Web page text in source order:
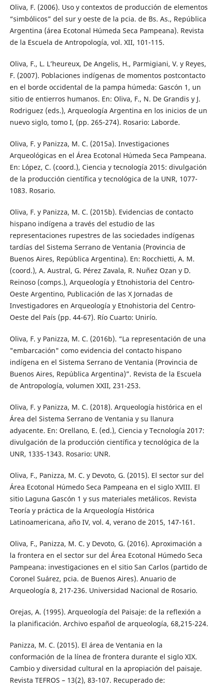
Oliva, F. (2006). Uso y contextos de producción de elementos
“simbólicos” del sur y oeste de la pcia. de Bs. As., República
Argentina (área Ecotonal Húmeda Seca Pampeana). Revista
de la Escuela de Antropología, vol. XII, 101-115.
Oliva, F., L. L’heureux, De Angelis, H., Parmigiani, V. y Reyes,
F. (2007). Poblaciones indígenas de momentos postcontacto
en el borde occidental de la pampa húmeda: Gascón 1, un
sitio de entierros humanos. En: Oliva, F., N. De Grandis y J.
Rodriguez (eds.), Arqueología Argentina en los inicios de un
nuevo siglo, tomo I, (pp. 265-274). Rosario: Laborde.
Oliva, F. y Panizza, M. C. (2015a). Investigaciones
Arqueológicas en el Área Ecotonal Húmeda Seca Pampeana.
En: López, C. (coord.), Ciencia y tecnología 2015: divulgación
de la producción científica y tecnológica de la UNR, 1077-
1083. Rosario.
Oliva, F. y Panizza, M. C. (2015b). Evidencias de contacto
hispano indígena a través del estudio de las
representaciones rupestres de las sociedades indígenas
tardías del Sistema Serrano de Ventania (Provincia de
Buenos Aires, República Argentina). En: Rocchietti, A. M.
(coord.), A. Austral, G. Pérez Zavala, R. Nuñez Ozan y D.
Reinoso (comps.), Arqueología y Etnohistoria del Centro-
Oeste Argentino, Publicación de las X Jornadas de
Investigadores en Arqueología y Etnohistoria del Centro-
Oeste del País (pp. 44-67). Río Cuarto: Unirío.
Oliva, F. y Panizza, M. C. (2016b). “La representación de una
"embarcación" como evidencia del contacto hispano
indígena en el Sistema Serrano de Ventania (Provincia de
Buenos Aires, República Argentina)”. Revista de la Escuela
de Antropología, volumen XXII, 231-253.
Oliva, F. y Panizza, M. C. (2018). Arqueología histórica en el
Área del Sistema Serrano de Ventania y su llanura
adyacente. En: Orellano, E. (ed.), Ciencia y Tecnología 2017:
divulgación de la producción científica y tecnológica de la
UNR, 1335-1343. Rosario: UNR.
Oliva, F., Panizza, M. C. y Devoto, G. (2015). El sector sur del
Área Ecotonal Húmedo Seca Pampeana en el siglo XVIII. El
sitio Laguna Gascón 1 y sus materiales metálicos. Revista
Teoría y práctica de la Arqueología Histórica
Latinoamericana, año IV, vol. 4, verano de 2015, 147-161.
Oliva, F., Panizza, M. C. y Devoto, G. (2016). Aproximación a
la frontera en el sector sur del Área Ecotonal Húmedo Seca
Pampeana: investigaciones en el sitio San Carlos (partido de
Coronel Suárez, pcia. de Buenos Aires). Anuario de
Arqueología 8, 217-236. Universidad Nacional de Rosario.
Orejas, A. (1995). Arqueología del Paisaje: de la reflexión a
la planificación. Archivo español de arqueología, 68,215-224.
Panizza, M. C. (2015). El área de Ventania en la
conformación de la línea de frontera durante el siglo XIX.
Cambio y diversidad cultural en la apropiación del paisaje.
Revista TEFROS – 13(2), 83-107. Recuperado de: